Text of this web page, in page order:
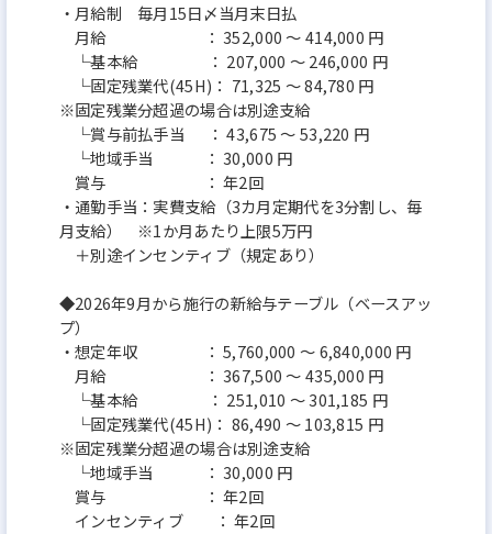
・月給制 毎月15日〆当月末日払
月給 ： 352,000 ～ 414,000 円
└基本給 ： 207,000 ～ 246,000 円
└固定残業代(45H)： 71,325 ～ 84,780 円
※固定残業分超過の場合は別途支給
└賞与前払手当 ： 43,675 ～ 53,220 円
└地域手当 ： 30,000 円
賞与 ： 年2回
・通勤手当：実費支給（3カ月定期代を3分割し、毎
月支給） ※1か月あたり上限5万円
＋別途インセンティブ（規定あり）
◆2026年9月から施行の新給与テーブル（ベースアッ
プ）
・想定年収 ： 5,760,000 ～ 6,840,000 円
月給 ： 367,500 ～ 435,000 円
└基本給 ： 251,010 ～ 301,185 円
└固定残業代(45H)： 86,490 ～ 103,815 円
※固定残業分超過の場合は別途支給
└地域手当 ： 30,000 円
賞与 ： 年2回
インセンティブ ： 年2回